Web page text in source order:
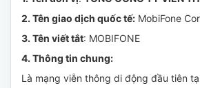
2. Tên giao dịch quốc tế: MobiFone
3. Tên viết tắt: MOBIFONE
4. Thông tin chung:
Là mạng viễn thông di động đầu tiên